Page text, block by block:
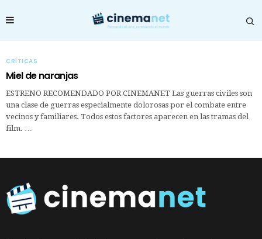
CRÍTICAS
Miel de naranjas
ESTRENO RECOMENDADO POR CINEMANET Las guerras civiles son
una clase de guerras especialmente dolorosas por el combate entre
vecinos y familiares. Todos estos factores aparecen en las tramas del
film. …